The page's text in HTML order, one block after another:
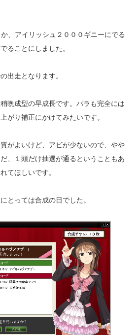
、アイリッシュ２０００ギニーにでる
ることにしました。
出走となります。
晩成型の早成長です。パラも完全には
がり補正にかけてみたいです。
がよいけど、アビが少ないので、やや
、１頭だけ抽選が通るということもあ
てほしいです。
とっては合成の日でした。